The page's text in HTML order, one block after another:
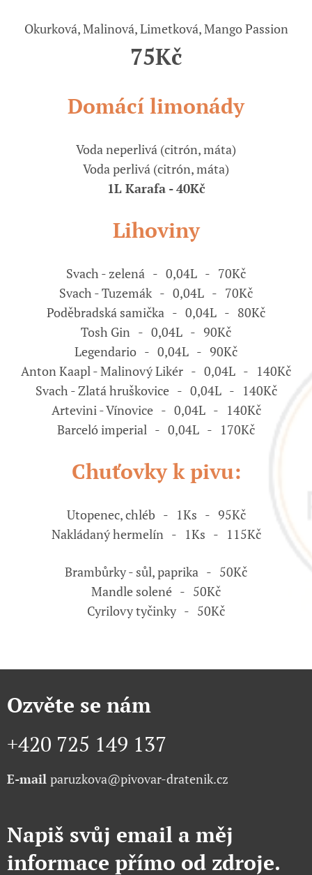
Okurková, Malinová, Limetková, Mango Passion
75Kč
Domácí limonády
Voda neperlivá (citrón, máta)
Voda perlivá (citrón, máta)
1L Karafa - 40Kč
Lihoviny
Svach - zelená - 0,04L - 70Kč
Svach - Tuzemák - 0,04L - 70Kč
Poděbradská samička - 0,04L - 80Kč
Tosh Gin - 0,04L - 90Kč
Legendario - 0,04L - 90Kč
Anton Kaapl - Malinový Likér - 0,04L - 140Kč
Svach - Zlatá hruškovice - 0,04L - 140Kč
Artevini - Vínovice - 0,04L - 140Kč
Barceló imperial - 0,04L - 170Kč
Chuťovky k pivu:
Utopenec, chléb - 1Ks - 95Kč
Nakládaný hermelín - 1Ks - 115Kč
Brambůrky - sůl, paprika - 50Kč
Mandle solené - 50Kč
Cyrilovy tyčinky - 50Kč
Ozvěte se nám
+420 725 149 137
E-mail paruzkova@pivovar-dratenik.cz
Napiš svůj email a měj
informace přímo od zdroje.